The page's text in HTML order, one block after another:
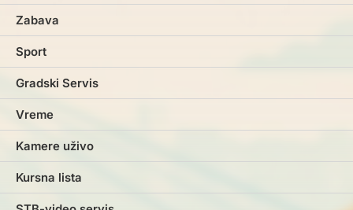
Zabava
Sport
Gradski Servis
Vreme
Kamere uživo
Kursna lista